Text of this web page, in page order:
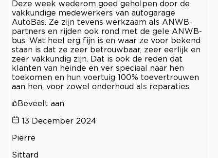
Deze week wederom goed geholpen door de
vakkundige medewerkers van autogarage
AutoBas. Ze zijn tevens werkzaam als ANWB-
partners en rijden ook rond met de gele ANWB-
bus. Wat heel erg fijn is en waar ze voor bekend
staan is dat ze zeer betrouwbaar, zeer eerlijk en
zeer vakkundig zijn. Dat is ook de reden dat
klanten van heinde en ver speciaal naar hen
toekomen en hun voertuig 100% toevertrouwen
aan hen, voor zowel onderhoud als reparaties.
Beveelt aan
13 December 2024
Pierre
Sittard